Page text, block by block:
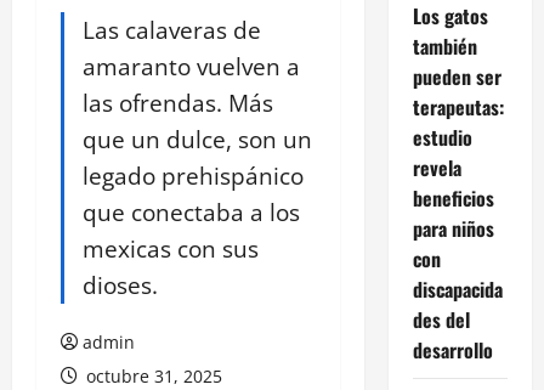
Las calaveras de
amaranto vuelven a
las ofrendas. Más
que un dulce, son un
legado prehispánico
que conectaba a los
mexicas con sus
dioses.
admin
octubre 31, 2025
Los gatos
también
pueden ser
terapeutas:
estudio
revela
beneficios
para niños
con
discapacida
des del
desarrollo